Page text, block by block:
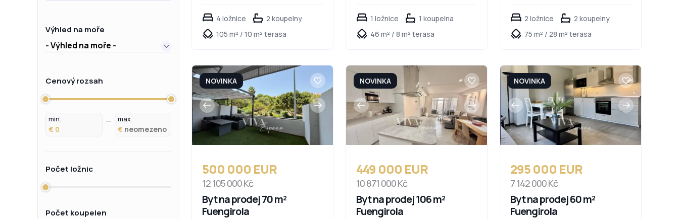
Výhled na moře
- Výhled na moře -
Cenový rozsah
min.
€
max.
€
Počet ložnic
Počet koupelen
4 ložnice
2 koupelny
105 m² / 10 m² terasa
1 ložnice
1 koupelna
46 m² / 8 m² terasa
2 ložnice
2 koupelny
75 m² / 28 m² terasa
NOVINKA
500 000 EUR
12 105 000 Kč
Byt na prodej 70 m²
Fuengirola
NOVINKA
449 000 EUR
10 871 000 Kč
Byt na prodej 106 m²
Fuengirola
NOVINKA
295 000 EUR
7 142 000 Kč
Byt na prodej 60 m²
Fuengirola